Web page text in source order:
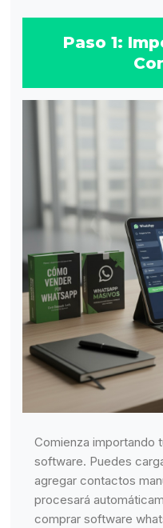
Paso 1:
Comienza importando
software. Puedes
agregar contactos
procesará
comprar software